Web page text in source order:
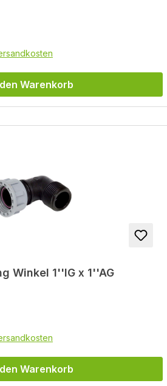
Warenkorb
Winkel 1''IG x 1''AG
Warenkorb